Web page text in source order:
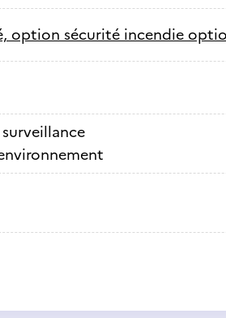
option sécurité incendie